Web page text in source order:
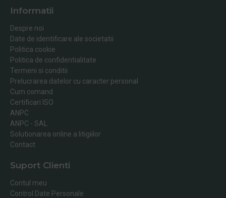
Informatii
Despre noi
Date de identificare ale societatii
Politica cookie
Politica de confidentialitate
Termeni si conditii
Prelucrarea datelor cu caracter personal
Cum comand
Certificari ISO
ANPC
ANPC - SAL
Solutionarea online a litigiilor
Contact
Suport Clienti
Contul meu
Control Date Personale